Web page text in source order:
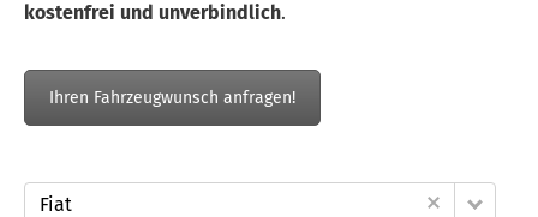
kostenfrei und unverbindlich.
Ihren Fahrzeugwunsch anfragen!
Fiat